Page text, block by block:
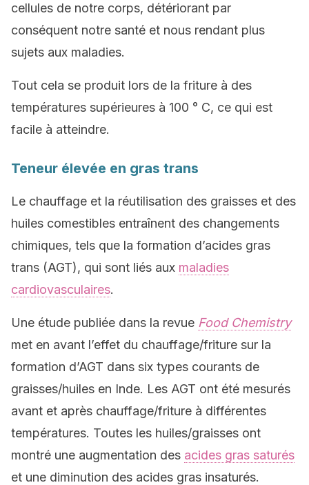
cellules de notre corps, détériorant par
conséquent notre santé et nous rendant plus
sujets aux maladies.
Tout cela se produit lors de la friture à des
températures supérieures à 100 ° C, ce qui est
facile à atteindre.
Teneur élevée en gras trans
Le chauffage et la réutilisation des graisses et des
huiles comestibles entraînent des changements
chimiques, tels que la formation d’acides gras
trans (AGT), qui sont liés aux maladies
cardiovasculaires.
Une étude publiée dans la revue Food Chemistry
met en avant l’effet du chauffage/friture sur la
formation d’AGT dans six types courants de
graisses/huiles en Inde. Les AGT ont été mesurés
avant et après chauffage/friture à différentes
températures. Toutes les huiles/graisses ont
montré une augmentation des acides gras saturés
et une diminution des acides gras insaturés.